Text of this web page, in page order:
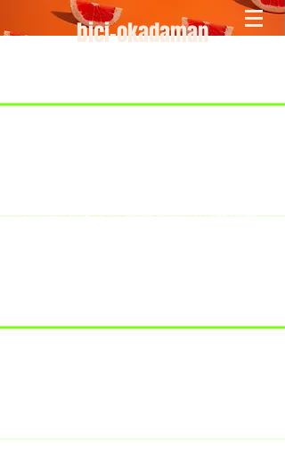
bici-okadaman
​＜営業予定＞ 臨時休業日のみ掲載